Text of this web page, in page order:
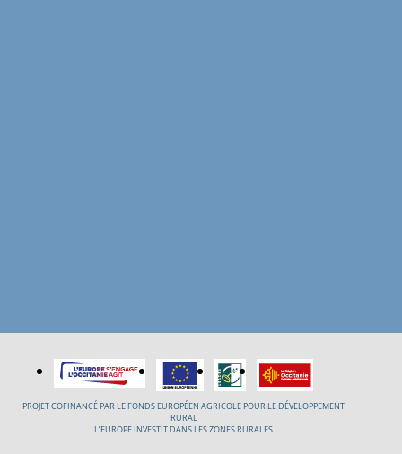
PROJET COFINANCÉ PAR LE FONDS EUROPÉEN AGRICOLE POUR LE DÉVELOPPEMENT
RURAL
L’EUROPE INVESTIT DANS LES ZONES RURALES